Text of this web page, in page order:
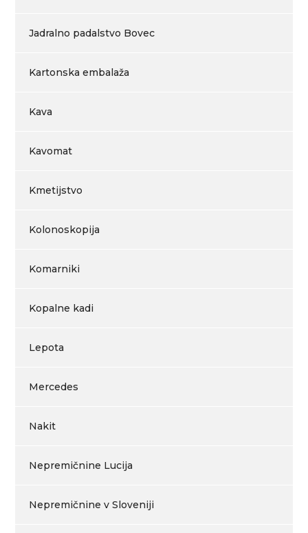
Jadralno padalstvo Bovec
Kartonska embalaža
Kava
Kavomat
Kmetijstvo
Kolonoskopija
Komarniki
Kopalne kadi
Lepota
Mercedes
Nakit
Nepremičnine Lucija
Nepremičnine v Sloveniji